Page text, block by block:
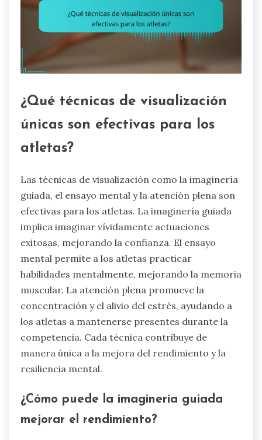
¿Qué técnicas de visualización
únicas son efectivas para los
atletas?
Las técnicas de visualización como la imaginería
guiada, el ensayo mental y la atención plena son
efectivas para los atletas. La imaginería guiada
implica imaginar vívidamente actuaciones
exitosas, mejorando la confianza. El ensayo
mental permite a los atletas practicar
habilidades mentalmente, mejorando la memoria
muscular. La atención plena promueve la
concentración y el alivio del estrés, ayudando a
los atletas a mantenerse presentes durante la
competencia. Cada técnica contribuye de
manera única a la mejora del rendimiento y la
resiliencia mental.
¿Cómo puede la imaginería guiada
mejorar el rendimiento?